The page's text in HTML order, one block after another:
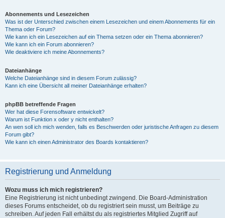
Abonnements und Lesezeichen
Was ist der Unterschied zwischen einem Lesezeichen und einem Abonnements für ein
Thema oder Forum?
Wie kann ich ein Lesezeichen auf ein Thema setzen oder ein Thema abonnieren?
Wie kann ich ein Forum abonnieren?
Wie deaktiviere ich meine Abonnements?
Dateianhänge
Welche Dateianhänge sind in diesem Forum zulässig?
Kann ich eine Übersicht all meiner Dateianhänge erhalten?
phpBB betreffende Fragen
Wer hat diese Forensoftware entwickelt?
Warum ist Funktion x oder y nicht enthalten?
An wen soll ich mich wenden, falls es Beschwerden oder juristische Anfragen zu diesem
Forum gibt?
Wie kann ich einen Administrator des Boards kontaktieren?
Registrierung und Anmeldung
Wozu muss ich mich registrieren?
Eine Registrierung ist nicht unbedingt zwingend. Die Board-Administration
dieses Forums entscheidet, ob du registriert sein musst, um Beiträge zu
schreiben. Auf jeden Fall erhältst du als registriertes Mitglied Zugriff auf